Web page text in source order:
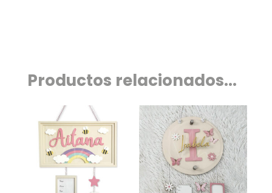
Productos relacionados...